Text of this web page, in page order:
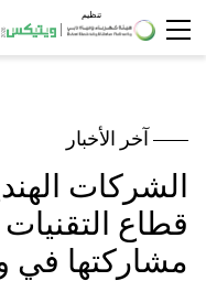
تنظيم
آخر الأخبار
الشركات
قطاع
مشاركتها في